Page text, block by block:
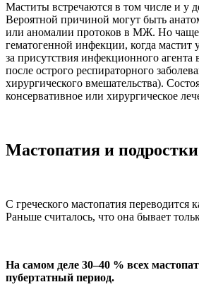
Маститы встречаются в том числе и у
Вероятной причиной могут быть
или аномалии протоков в МЖ. Но чаще
гематогенной инфекции, когда мастит
за присутствия инфекционного агента
после острого респираторного
хирургического вмешательства).
консервативное или хирургическое
Мастопатия и подростки
С греческого мастопатия переводится
Раньше считалось, что она бывает
На самом деле 30–40 % всех
пубертатный период.